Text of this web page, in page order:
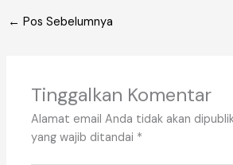
e
o
o
k
er l
n
← Pos Sebelumnya
Tinggalkan Komentar
Alamat email Anda tidak akan
yang wajib ditandai *